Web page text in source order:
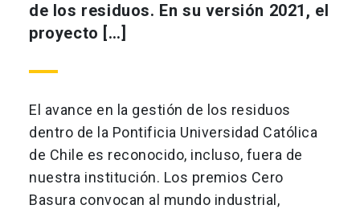
de los residuos. En su versión 2021, el
proyecto […]
El avance en la gestión de los residuos
dentro de la Pontificia Universidad Católica
de Chile es reconocido, incluso, fuera de
nuestra institución. Los premios Cero
Basura convocan al mundo industrial,